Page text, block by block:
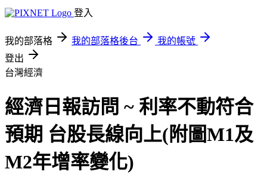
登入
我的部落格 我的部落格後台
我的帳號
登出
台灣經濟
經濟日報訪問 ~ 利率不動符合
預期 台股長線向上(附圖M1及
M2年增率變化)